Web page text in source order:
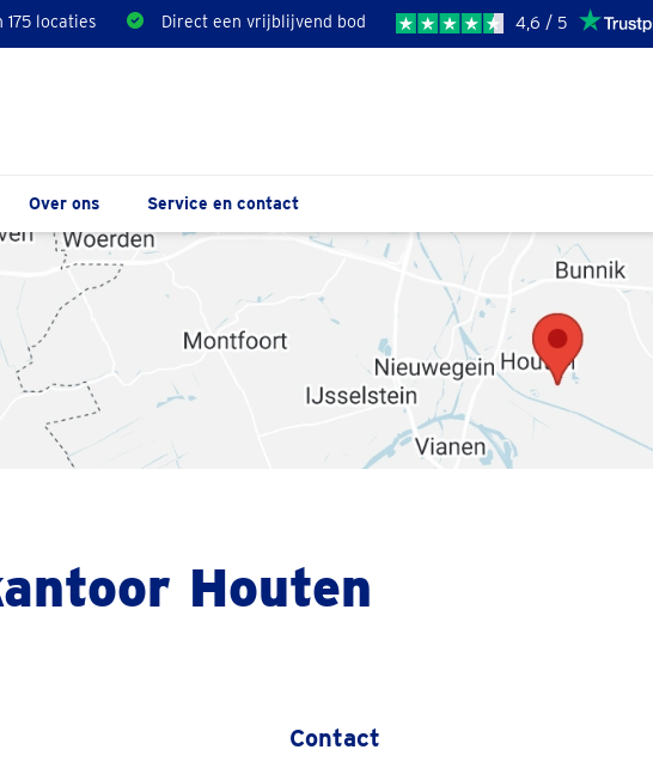
175 locaties Direct een vrijblijvend bod 4,6 / 5
Over ons Service en contact
Houten
Contact